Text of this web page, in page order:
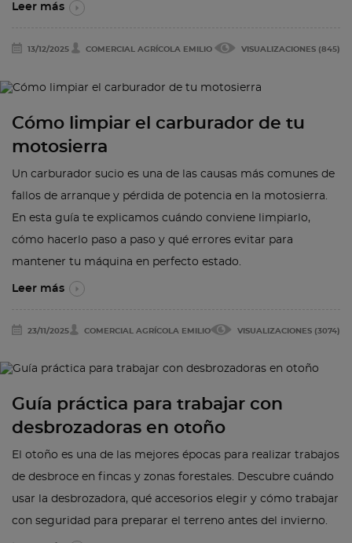
Leer más
13/12/2025 COMERCIAL AGRÍCOLA EMILIO VISUALIZACIONES (845)
Cómo limpiar el carburador de tu
motosierra
Un carburador sucio es una de las causas más comunes de
fallos de arranque y pérdida de potencia en la motosierra.
En esta guía te explicamos cuándo conviene limpiarlo,
cómo hacerlo paso a paso y qué errores evitar para
mantener tu máquina en perfecto estado.
Leer más
23/11/2025 COMERCIAL AGRÍCOLA EMILIO VISUALIZACIONES (3074)
Guía práctica para trabajar con
desbrozadoras en otoño
El otoño es una de las mejores épocas para realizar trabajos
de desbroce en fincas y zonas forestales. Descubre cuándo
usar la desbrozadora, qué accesorios elegir y cómo trabajar
con seguridad para preparar el terreno antes del invierno.